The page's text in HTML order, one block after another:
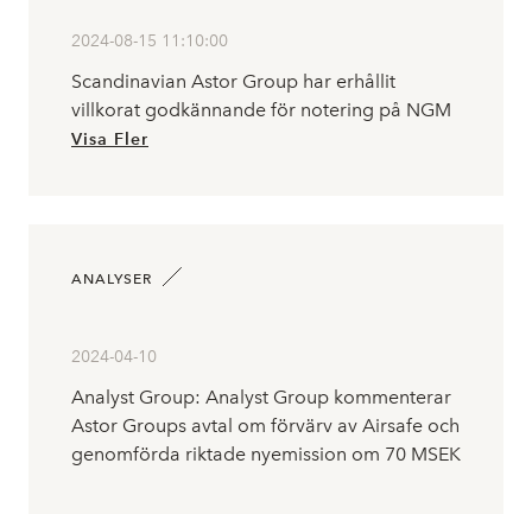
2024-08-15 11:10:00
Scandinavian Astor Group har erhållit
villkorat godkännande för notering på NGM
Visa Fler
ANALYSER
2024-04-10
Analyst Group: Analyst Group kommenterar
Astor Groups avtal om förvärv av Airsafe och
genomförda riktade nyemission om 70 MSEK